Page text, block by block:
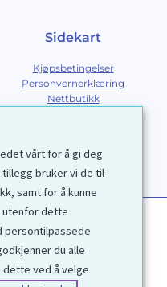
Sidekart
Kjøpsbetingelser
Personvernerklæring
Nettbutikk
Kontakt
vårt for å gi deg
bruker vi de til
samt for å kunne
utenfor dette
persontilpassede
du alle
dette ved å velge